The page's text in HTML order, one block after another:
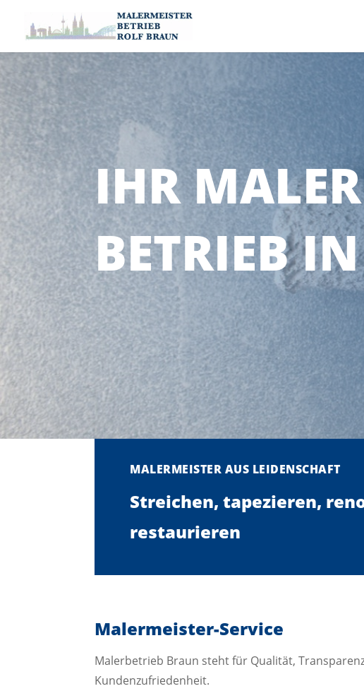
IHR
BETRIEB
MALERMEISTER AUS LEIDENSCHAFT
Streichen, tapezieren,
restaurieren
Malermeister-Service
Malerbetrieb Braun steht für Qualität,
Kundenzufriedenheit.